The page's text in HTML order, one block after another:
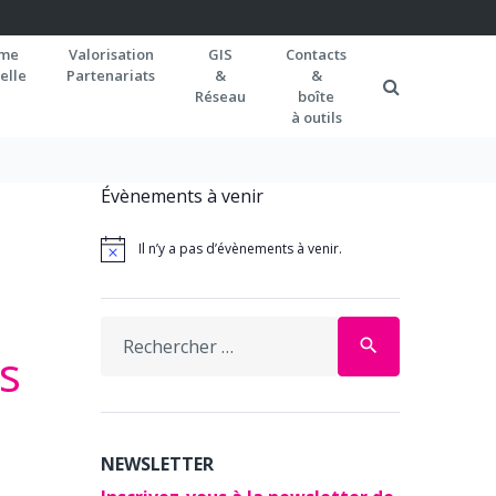
Valorisation
Partenariats
GIS
&
Réseau
Contacts
&
boîte
à outils
Évènements à venir
Il n’y a pas d’évènements à venir.
for:
search
NEWSLETTER